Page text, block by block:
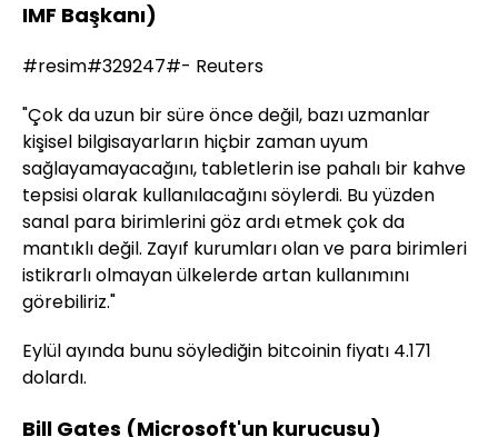
IMF Başkanı)
#resim#329247#- Reuters
"Çok da uzun bir süre önce değil, bazı uzmanlar
kişisel bilgisayarların hiçbir zaman uyum
sağlayamayacağını, tabletlerin ise pahalı bir kahve
tepsisi olarak kullanılacağını söylerdi. Bu yüzden
sanal para birimlerini göz ardı etmek çok da
mantıklı değil. Zayıf kurumları olan ve para birimleri
istikrarlı olmayan ülkelerde artan kullanımını
görebiliriz."
Eylül ayında bunu söylediğin bitcoinin fiyatı 4.171
dolardı.
Bill Gates (Microsoft'un kurucusu)